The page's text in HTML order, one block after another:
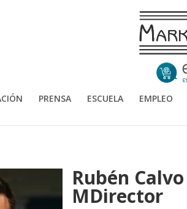
PRENSA ESCUELA EMPLEO
Rubén
MDirector